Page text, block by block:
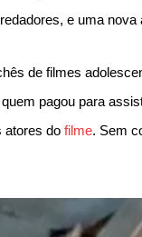
e uma
de filmes
pagou para
atores do filme. Sem